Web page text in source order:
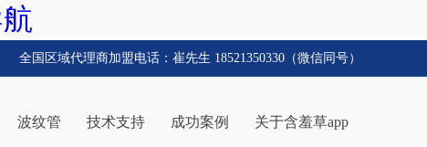
全国区域代理商加盟电话：崔先生 18521350330（微信同号）
波纹管 技术支持 成功案例 关于含羞草app